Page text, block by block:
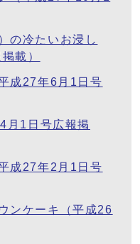
の冷たいお浸し
載）
成27年6月1日号
月1日号広報掲
成27年2月1日号
ンケーキ（平成26